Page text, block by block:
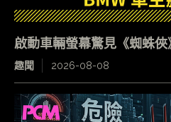
啟動車輛螢幕驚見《蜘蛛
趣聞 2026-08-08